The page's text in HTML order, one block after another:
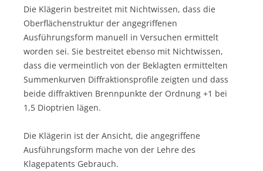
Die Klägerin bestreitet mit Nichtwissen, dass die
Oberflächenstruktur der angegriffenen
Ausführungsform manuell in Versuchen ermittelt
worden sei. Sie bestreitet ebenso mit Nichtwissen,
dass die vermeintlich von der Beklagten ermittelten
Summenkurven Diffraktionsprofile zeigten und dass
beide diffraktiven Brennpunkte der Ordnung +1 bei
1,5 Dioptrien lägen.
Die Klägerin ist der Ansicht, die angegriffene
Ausführungsform mache von der Lehre des
Klagepatents Gebrauch.